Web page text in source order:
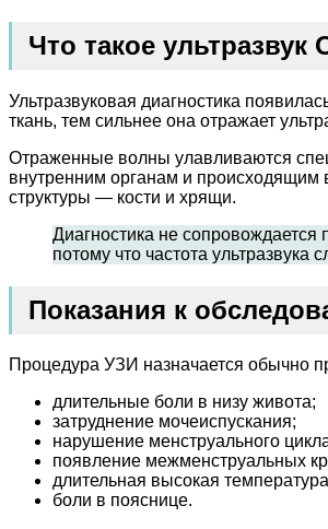
Что такое ультразвук
Ультразвуковая диагностика
ткань, тем сильнее она отражает
Отраженные волны улавливаются
внутренним органам и происходящим
структуры — кости и хрящи.
Диагностика не
потому что частота
Показания к
Процедура УЗИ назначается обычно
длительные боли в низу живота;
затруднение мочеиспускания;
нарушение менструального
появление межменструальных
длительная высокая
боли в пояснице.